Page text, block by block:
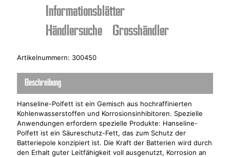
Informationsblätter
Händlersuche
Grosshändler
Artikelnummern: 300450
Beschreibung
Hanseline-Polfett ist ein Gemisch aus hochraffinierten
Kohlenwasserstoffen und Korrosionsinhibitoren. Spezielle
Anwendungen erfordern spezielle Produkte: Hanseline-
Polfett ist ein Säureschutz-Fett, das zum Schutz der
Batteriepole konzipiert ist. Die Kraft der Batterien wird durch
den Erhalt guter Leitfähigkeit voll ausgenutzt, Korrosion an